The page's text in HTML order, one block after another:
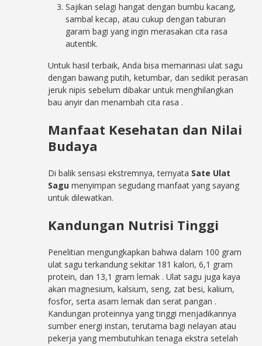
Sajikan selagi hangat dengan bumbu kacang,
sambal kecap, atau cukup dengan taburan
garam bagi yang ingin merasakan cita rasa
autentik.
Untuk hasil terbaik, Anda bisa memarinasi ulat sagu
dengan bawang putih, ketumbar, dan sedikit perasan
jeruk nipis sebelum dibakar untuk menghilangkan
bau anyir dan menambah cita rasa .
Manfaat Kesehatan dan Nilai
Budaya
Di balik sensasi ekstremnya, ternyata Sate Ulat
Sagu menyimpan segudang manfaat yang sayang
untuk dilewatkan.
Kandungan Nutrisi Tinggi
Penelitian mengungkapkan bahwa dalam 100 gram
ulat sagu terkandung sekitar 181 kalori, 6,1 gram
protein, dan 13,1 gram lemak . Ulat sagu juga kaya
akan magnesium, kalsium, seng, zat besi, kalium,
fosfor, serta asam lemak dan serat pangan .
Kandungan proteinnya yang tinggi menjadikannya
sumber energi instan, terutama bagi nelayan atau
pekerja yang membutuhkan tenaga ekstra setelah